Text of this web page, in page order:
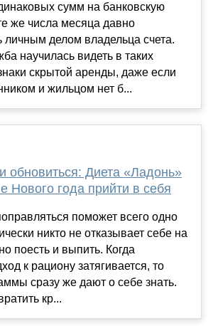
сумм на банковскую
же числа месяца давно
личным делом владельца счета.
научилась видеть в таких
скрытой аренды, даже если
и жильцом нет б...
и обновиться: Диета «Ладонь»
Нового года прийти в себя
поможет всего одно
никто не отказывает себе на
поесть и выпить. Когда
к рациону затягивается, то
сразу же дают о себе знать.
кр...